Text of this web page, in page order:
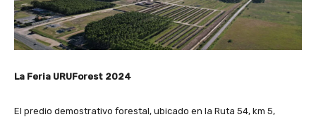
La Feria URUForest 2024
El predio demostrativo forestal, ubicado en la Ruta 54, km 5,